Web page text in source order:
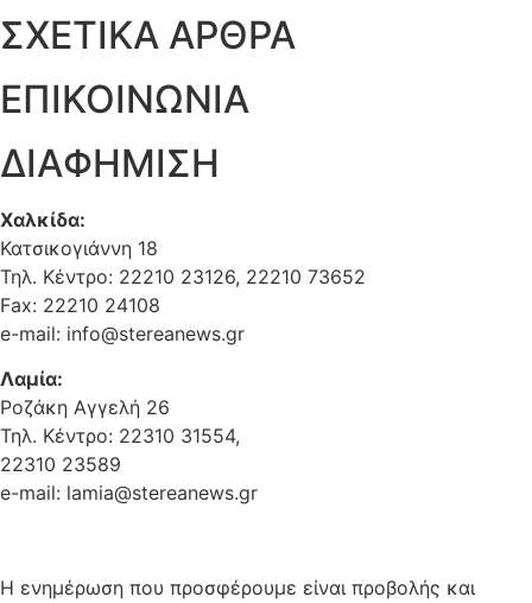
ΣΧΕΤΙΚΑ ΑΡΘΡΑ
ΕΠΙΚΟΙΝΩΝΙΑ
ΔΙΑΦΗΜΙΣΗ
Χαλκίδα:
Κατσικογιάννη 18
Τηλ. Κέντρο: 22210 23126, 22210 73652
Fax: 22210 24108
e-mail: info@stereanews.gr
Λαμία:
Ροζάκη Αγγελή 26
Τηλ. Κέντρο: 22310 31554,
22310 23589
e-mail: lamia@stereanews.gr
Η ενημέρωση που προσφέρουμε είναι προβολής και